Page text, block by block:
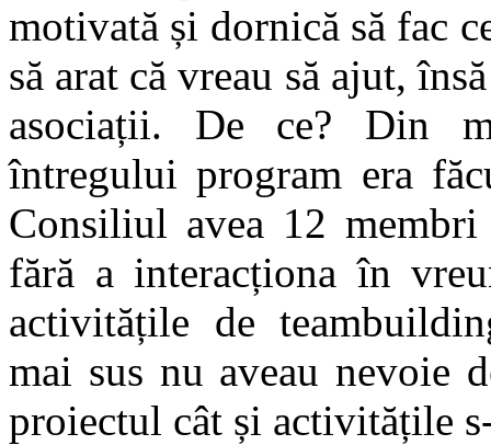
motivată și dornică să fac
să arat că vreau să ajut,
asociații. De ce? Din
întregului program era
Consiliul avea 12
fără a interacționa în
activitățile de
mai sus nu aveau nevoie
proiectul cât și activitățile